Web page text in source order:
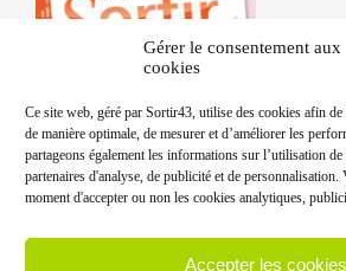
Gérer le consentement aux
cookies
Ce site web, géré par Sortir43, utilise des cookies afin
de manière optimale, de mesurer et d’améliorer les
partageons également les informations sur l’utilisation
partenaires d'analyse, de publicité et de
moment d'accepter ou non les cookies analytiques,
Accepter les cookies